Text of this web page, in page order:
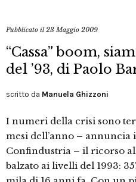
Pubblicato il23 Maggio 2009
“Cassa” boom,
del ’93, di Paolo
scritto da Manuela Ghizzoni
I numeri della crisi sono
mesi dell’anno – annuncia
Confindustria – il ricorso
balzato ai livelli del 1993: